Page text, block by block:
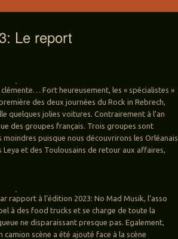
Le report
Fort heureusement, les « spécialistes »
des deux journées du Rock in Rebrech,
quelques jolies voitures. Contrairement à l’an
des groupes français. Trois groupes sont
puisque nous découvrirons les Orléanais
Leya et des Toulousains de retour aux affaires,
rapport à l’édition 2023: No Mad Musik, l’asso
à des food trucks et se charge de toute la
ne disparaissant presque pas. Egalement,
scène a été ajouté face à la scène